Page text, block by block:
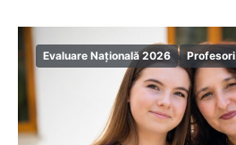
Evaluare Națională 2026 Profesori